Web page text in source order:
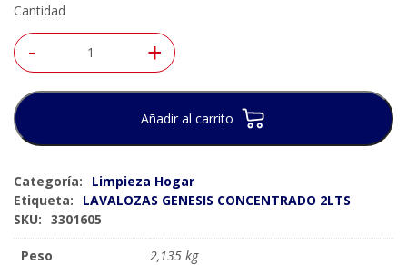
Cantidad
- +
Añadir al carrito
Categoría:
Limpieza Hogar
Etiqueta:
LAVALOZAS GENESIS CONCENTRADO 2LTS
SKU: 3301605
Peso
2,135 kg